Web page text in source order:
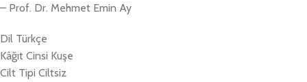
– Prof. Dr. Mehmet Emin Ay
Dil Türkçe
Kâğıt Cinsi Kuşe
Cilt Tipi Ciltsiz